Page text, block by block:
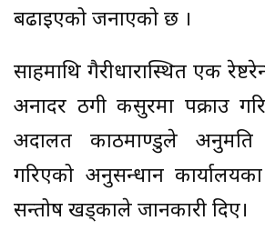
बढाइएको जनाएको छ ।
साहमाथि गैरीधारास्थित एक
अनादर ठगी कसुरमा पक्राउ
अदालत काठमाण्डुले अनुमति
गरिएको अनुसन्धान
सन्तोष खड्काले जानकारी दिए।